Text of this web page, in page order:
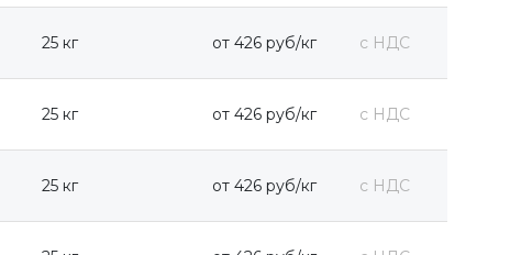
25 кг от 426 руб/кг с НДС
25 кг от 426 руб/кг с НДС
25 кг от 426 руб/кг с НДС